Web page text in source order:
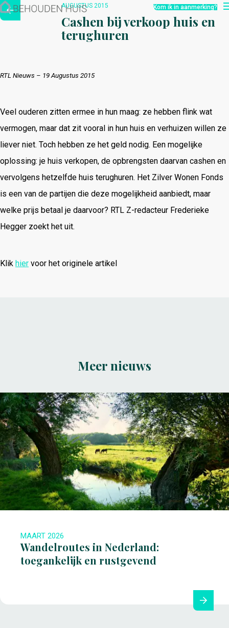
Hoe werkt het?
Over ons
Nieuwsbrief
Kom ik in aanmerking?
AUGUSTUS 2015
Cashen bij verkoop huis en
terughuren
RTL Nieuws – 19 Augustus 2015
Veel ouderen zitten ermee in hun maag: ze hebben flink wat
vermogen, maar dat zit vooral in hun huis en verhuizen willen ze
liever niet. Toch hebben ze het geld nodig. Een mogelijke
oplossing: je huis verkopen, de opbrengsten daarvan cashen en
vervolgens hetzelfde huis terughuren. Het Zilver Wonen Fonds
is een van de partijen die deze mogelijkheid aanbiedt, maar
welke prijs betaal je daarvoor? RTL Z-redacteur Frederieke
Hegger zoekt het uit.
Klik hier voor het originele artikel
Meer nieuws
MAART 2026
Wandelroutes in Nederland:
toegankelijk en rustgevend